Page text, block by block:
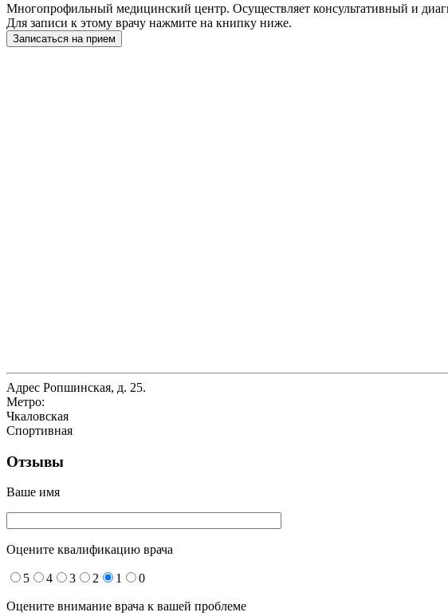
Многопрофильный медицинский центр. Осуществляет консультативный и
Для записи к этому врачу нажмите на книпку ниже.
Записаться на прием
Адрес Ропшинская, д. 25.
Метро:
Чкаловская
Спортивная
Отзывы
Ваше имя
Оцените квалификацию врача
5 4 3 2 1 0
Оцените внимание врача к вашей проблеме